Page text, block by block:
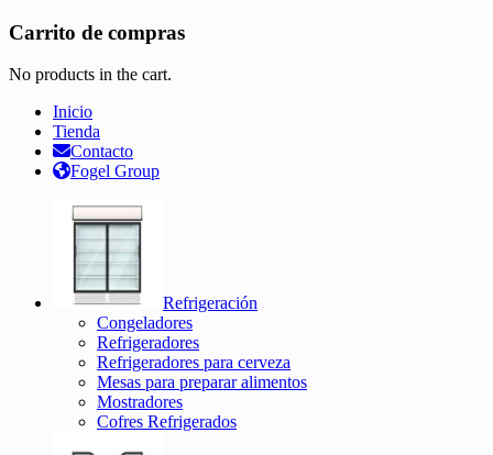
Carrito de compras
No products in the cart.
Inicio
Tienda
Contacto
Fogel Group
Refrigeración
Congeladores
Refrigeradores
Refrigeradores para cerveza
Mesas para preparar alimentos
Mostradores
Cofres Refrigerados